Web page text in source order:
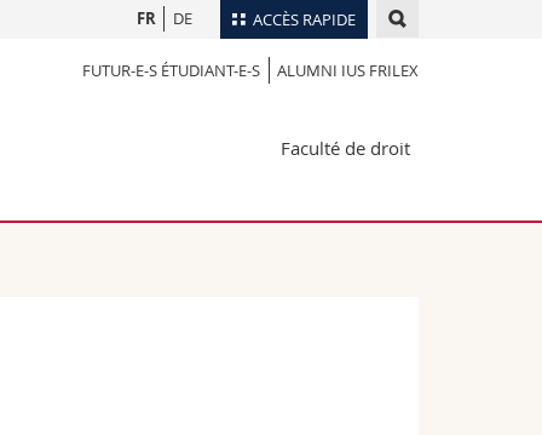
ACCÈS RAPIDE
Annuaire du personnel
Programme des cours
FR DE
FUTUR-E-S ÉTUDIANT-E-S ALUMNI IUS FRILEX
Faculté de droit